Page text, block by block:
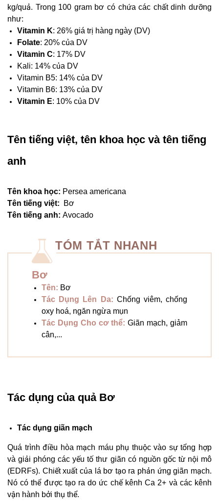
kg/quả. Trong 100 gram bơ có chứa các chất dinh dưỡng
như:
Vitamin K: 26% giá trị hàng ngày (DV)
Folate: 20% của DV
Vitamin C: 17% DV
Kali: 14% của DV
Vitamin B5: 14% của DV
Vitamin B6: 13% của DV
Vitamin E: 10% của DV
Tên tiếng việt, tên khoa học và tên tiếng
anh
Tên khoa học: Persea americana
Tên tiếng việt: Bơ
Tên tiếng anh: Avocado
TÓM TẮT NHANH
Bơ
Tên: Bơ
Tác Dụng Lên Da: Chống viêm, chống
oxy hoá, ngăn ngừa mụn
Tác Dụng Cho cơ thể: Giãn mạch, giảm
cân,...
Tác dụng của quả Bơ
Tác dụng giãn mạch
Quá trình điều hòa mạch máu phụ thuộc vào sự tổng hợp
và giải phóng các yếu tố thư giãn có nguồn gốc từ nội mô
(EDRFs). Chiết xuất của lá bơ tạo ra phản ứng giãn mạch.
Nó có thể được tạo ra do ức chế kênh Ca 2+ và các kênh
vận hành bởi thụ thể.